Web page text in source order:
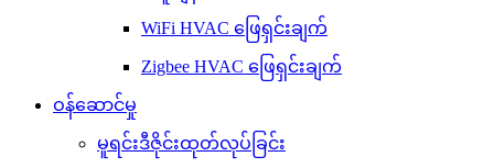
WiFi HVAC ဖြေရှင်းချက်
Zigbee HVAC ဖြေရှင်းချက်
ဝန်ဆောင်မှု
မူရင်းဒီဇိုင်းထုတ်လုပ်ခြင်း